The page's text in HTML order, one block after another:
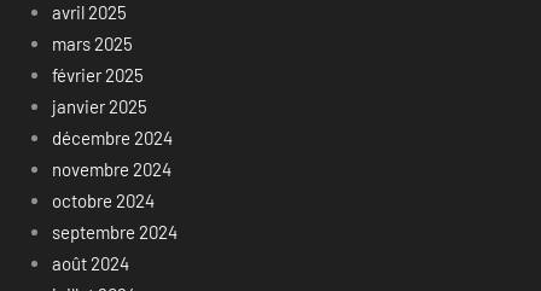
avril 2025
mars 2025
février 2025
janvier 2025
décembre 2024
novembre 2024
octobre 2024
septembre 2024
août 2024